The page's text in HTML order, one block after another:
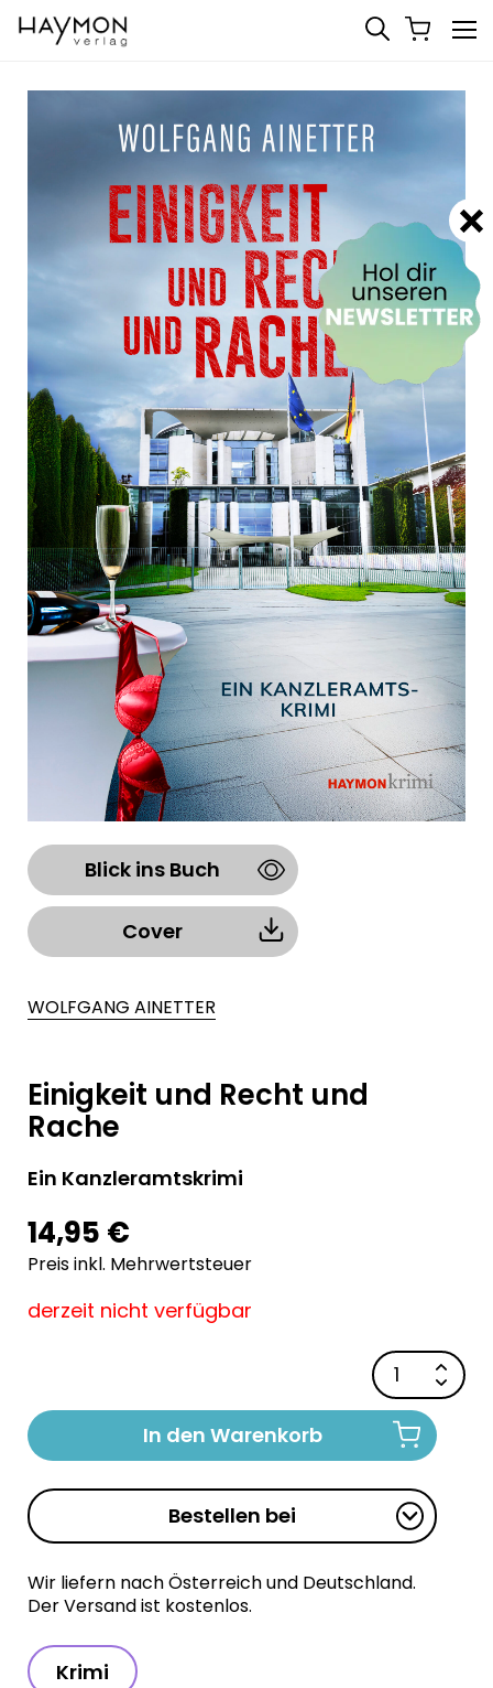
Blick ins Buch
Cover
WOLFGANG AINETTER
Einigkeit und Recht und
Rache
Ein Kanzleramtskrimi
14,95 €
Preis inkl. Mehrwertsteuer
derzeit nicht verfügbar
In den Warenkorb
Bestellen bei
Wir liefern nach Österreich und Deutschland.
Der Versand ist kostenlos.
Krimi